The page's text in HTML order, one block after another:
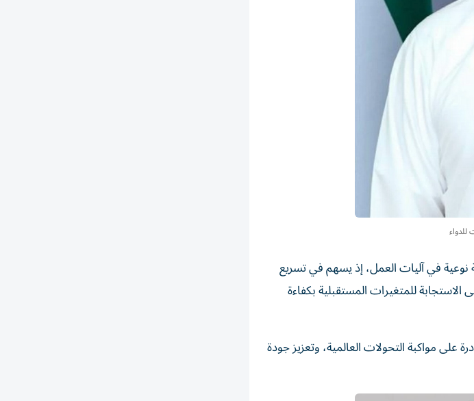
نوعية في آليات العمل، إذ يسهم في تسريع
الاستجابة للمتغيرات المستقبلية بكفاءة
مواكبة التحولات العالمية، وتعزيز جودة